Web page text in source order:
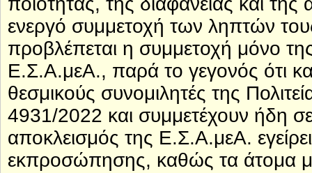
ενεργό συμμετοχή των ληπτών
προβλέπεται η συμμετοχή μόνο
Ε.Σ.Α.μεΑ., παρά το γεγονός ότι
θεσμικούς συνομιλητές της
4931/2022 και συμμετέχουν ήδη
αποκλεισμός της Ε.Σ.Α.μεΑ.
εκπροσώπησης, καθώς τα άτομα